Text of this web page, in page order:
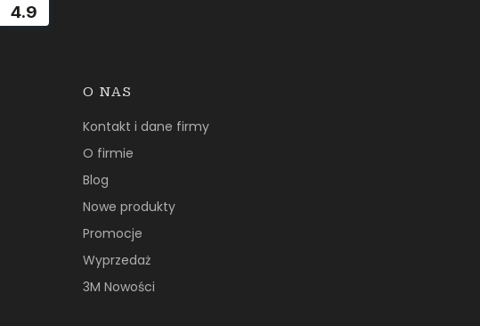
O NAS
Kontakt i dane firmy
O firmie
Blog
Nowe produkty
Promocje
Wyprzedaż
3M Nowości
4.9